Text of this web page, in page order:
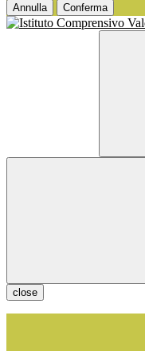
Annulla Conferma
close